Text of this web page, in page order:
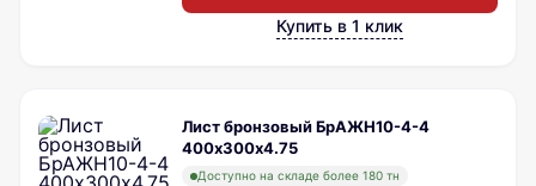
Купить в 1 клик
Лист бронзовый БрАЖН10-4-4
400х300х4.75
Доступно на складе более 180 тн